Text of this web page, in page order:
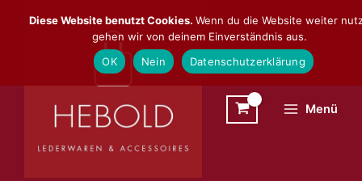
Inhalt
Menü
Diese Website benutzt Cookies. Wenn du die Website weiter
gehen wir von deinem Einverständnis aus.
OK
Nein Datenschutzerklärung